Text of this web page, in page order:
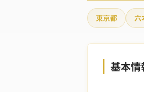
東京都 六
基本情